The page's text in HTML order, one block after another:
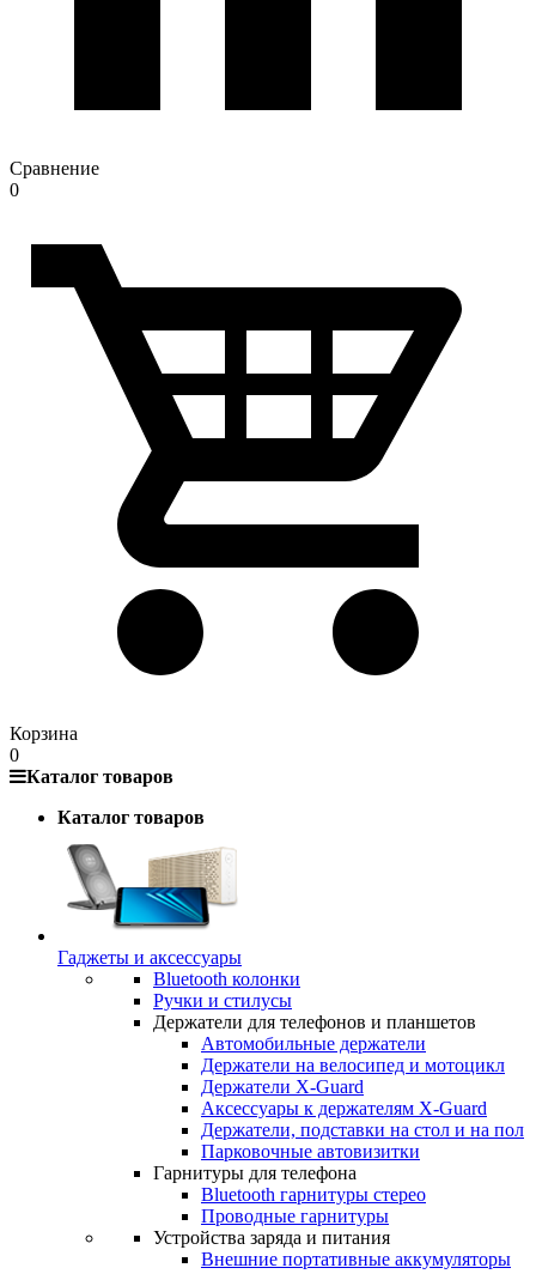
Сравнение
0
Корзина
0
Каталог товаров
Каталог товаров
Гаджеты и аксессуары
Bluetooth колонки
Ручки и стилусы
Держатели для телефонов и планшетов
Автомобильные держатели
Держатели на велосипед и мотоцикл
Держатели X-Guard
Аксессуары к держателям X-Guard
Держатели, подставки на стол и на пол
Парковочные автовизитки
Гарнитуры для телефона
Bluetooth гарнитуры стерео
Проводные гарнитуры
Устройства заряда и питания
Внешние портативные аккумуляторы